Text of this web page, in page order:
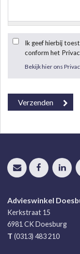
Ik geef hierbij
conform het
Bekijk hier ons
Advieswinkel
Kerkstraat 15
6981 CKDoesburg
T (0313) 483 210